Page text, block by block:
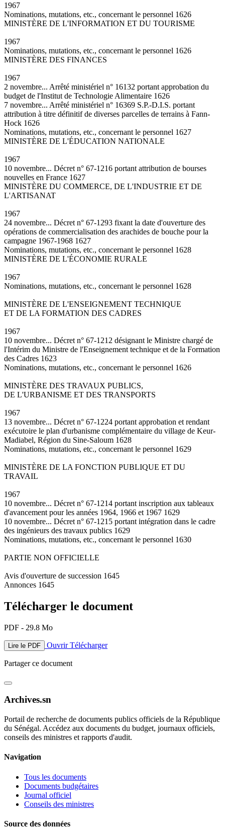
1967
Nominations, mutations, etc., concernant le personnel 1626
MINISTÈRE DE L'INFORMATION ET DU TOURISME
1967
Nominations, mutations, etc., concernant le personnel 1626
MINISTÈRE DES FINANCES
1967
2 novembre... Arrêté ministériel n° 16132 portant approbation du
budget de l'Institut de Technologie Alimentaire 1626
7 novembre... Arrêté ministériel n° 16369 S.P.-D.I.S. portant
attribution à titre définitif de diverses parcelles de terrains à Fann-
Hock 1626
Nominations, mutations, etc., concernant le personnel 1627
MINISTÈRE DE L'ÉDUCATION NATIONALE
1967
10 novembre... Décret n° 67-1216 portant attribution de bourses
nouvelles en France 1627
MINISTÈRE DU COMMERCE, DE L'INDUSTRIE ET DE
L'ARTISANAT
1967
24 novembre... Décret n° 67-1293 fixant la date d'ouverture des
opérations de commercialisation des arachides de bouche pour la
campagne 1967-1968 1627
Nominations, mutations, etc., concernant le personnel 1628
MINISTÈRE DE L'ÉCONOMIE RURALE
1967
Nominations, mutations, etc., concernant le personnel 1628
MINISTÈRE DE L'ENSEIGNEMENT TECHNIQUE
ET DE LA FORMATION DES CADRES
1967
10 novembre... Décret n° 67-1212 désignant le Ministre chargé de
l'Intérim du Ministre de l'Enseignement technique et de la Formation
des Cadres 1623
Nominations, mutations, etc., concernant le personnel 1626
MINISTÈRE DES TRAVAUX PUBLICS,
DE L'URBANISME ET DES TRANSPORTS
1967
13 novembre... Décret n° 67-1224 portant approbation et rendant
exécutoire le plan d'urbanisme complémentaire du village de Keur-
Madiabel, Région du Sine-Saloum 1628
Nominations, mutations, etc., concernant le personnel 1629
MINISTÈRE DE LA FONCTION PUBLIQUE ET DU
TRAVAIL
1967
10 novembre... Décret n° 67-1214 portant inscription aux tableaux
d'avancement pour les années 1964, 1966 et 1967 1629
10 novembre... Décret n° 67-1215 portant intégration dans le cadre
des ingénieurs des travaux publics 1629
Nominations, mutations, etc., concernant le personnel 1630
PARTIE NON OFFICIELLE
Avis d'ouverture de succession 1645
Annonces 1645
Télécharger le document
PDF - 29.8 Mo
Lire le PDF OuvrirTélécharger
Partager ce document
Archives.sn
Portail de recherche de documents publics officiels de la République
du Sénégal. Accédez aux documents du budget, journaux officiels,
conseils des ministres et rapports d'audit.
Navigation
Tous les documents
Documents budgétaires
Journal officiel
Conseils des ministres
Source des données